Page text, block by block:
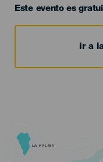
Este evento es
Ir a
LA PALMA